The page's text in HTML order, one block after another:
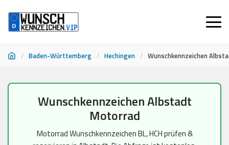
/ Baden-Württemberg / Hechingen / Wunschkennzeichen
Wunschkennzeichen Albstadt
Motorrad
Motorrad Wunschkennzeichen BL, HCH prüfen &